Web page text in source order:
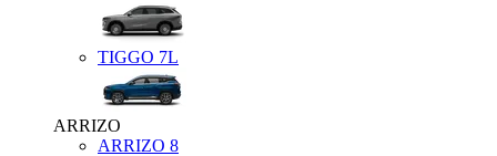
TIGGO 7L
ARRIZO
ARRIZO 8